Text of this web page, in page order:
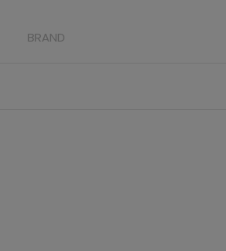
BRAND